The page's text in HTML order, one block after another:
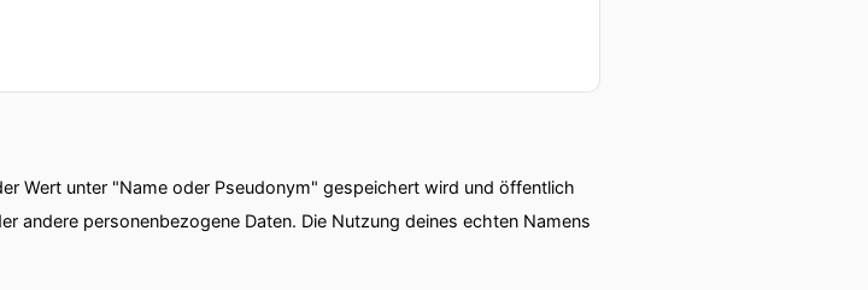
Wert unter "Name oder Pseudonym" gespeichert wird und öffentlich
andere personenbezogene Daten. Die Nutzung deines echten Namens